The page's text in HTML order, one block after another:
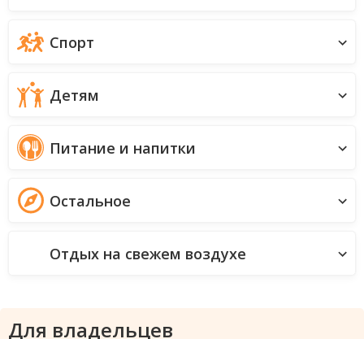
Рыбалка и охота
Спорт
Детям
Питание и напитки
Остальное